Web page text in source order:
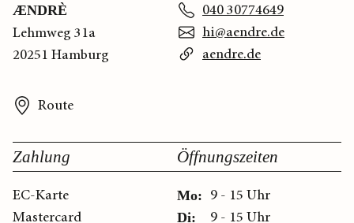
ÆNDRÈ
Lehmweg 31a
20251 Hamburg
Route
040 30774649
hi@aendre.de
aendre.de
Zahlung
EC-Karte
Mastercard
Öffnungszeiten
Mo: 9 - 15 Uhr
Di: 9 - 15 Uhr